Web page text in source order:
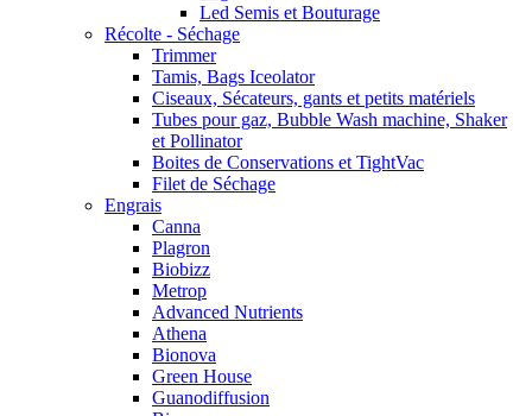
Led Semis et Bouturage
Récolte - Séchage
Trimmer
Tamis, Bags Iceolator
Ciseaux, Sécateurs, gants et petits matériels
Tubes pour gaz, Bubble Wash machine, Shaker
et Pollinator
Boites de Conservations et TightVac
Filet de Séchage
Engrais
Canna
Plagron
Biobizz
Metrop
Advanced Nutrients
Athena
Bionova
Green House
Guanodiffusion